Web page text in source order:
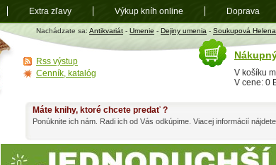
Antikvariát
shop.sk
Nachádzate sa: Antikvariát - Umenie - Dejiny umenia - Soukupová Helena
Máte knihy, ktoré chcete predať ?
Ponúknite ich nám. Radi ich od Vás odkúpime. Viacej informácií
V košíku
V cene: 0
Rss výstup
Cenník, katalóg
Extra zľavy Výkup kníh online Doprava